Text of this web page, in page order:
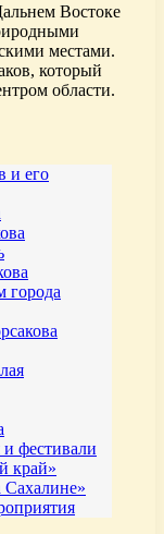
Востоке
местами.
который
области.
и его
города
и фестивали
край»
Сахалине»